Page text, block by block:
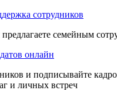
сотрудников
семейным
онлайн
и подписывайте
и личных встреч